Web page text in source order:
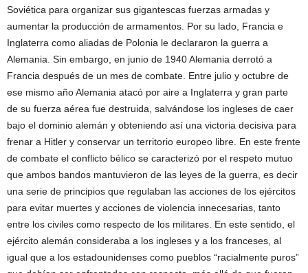
Soviética para organizar sus gigantescas fuerzas armadas y
aumentar la producción de armamentos. Por su lado, Francia e
Inglaterra como aliadas de Polonia le declararon la guerra a
Alemania. Sin embargo, en junio de 1940 Alemania derrotó a
Francia después de un mes de combate. Entre julio y octubre de
ese mismo año Alemania atacó por aire a Inglaterra y gran parte
de su fuerza aérea fue destruida, salvándose los ingleses de caer
bajo el dominio alemán y obteniendo así una victoria decisiva para
frenar a Hitler y conservar un territorio europeo libre. En este frente
de combate el conflicto bélico se caracterizó por el respeto mutuo
que ambos bandos mantuvieron de las leyes de la guerra, es decir
una serie de principios que regulaban las acciones de los ejércitos
para evitar muertes y acciones de violencia innecesarias, tanto
entre los civiles como respecto de los militares. En este sentido, el
ejército alemán consideraba a los ingleses y a los franceses, al
igual que a los estadounidenses como pueblos “racialmente puros”